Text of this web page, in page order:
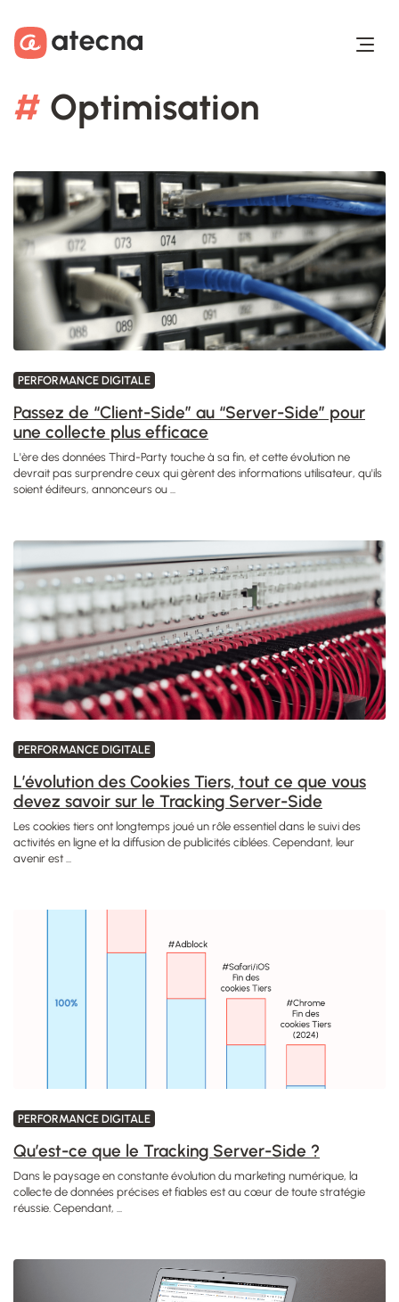
# Optimisation
PERFORMANCE DIGITALE
Passez de “Client-Side” au “Server-Side” pour
une collecte plus efficace
L'ère des données Third-Party touche à sa fin, et cette évolution ne
devrait pas surprendre ceux qui gèrent des informations utilisateur, qu'ils
soient éditeurs, annonceurs ou ...
PERFORMANCE DIGITALE
L’évolution des Cookies Tiers, tout ce que vous
devez savoir sur le Tracking Server-Side
Les cookies tiers ont longtemps joué un rôle essentiel dans le suivi des
activités en ligne et la diffusion de publicités ciblées. Cependant, leur
avenir est ...
PERFORMANCE DIGITALE
Qu’est-ce que le Tracking Server-Side ?
Dans le paysage en constante évolution du marketing numérique, la
collecte de données précises et fiables est au cœur de toute stratégie
réussie. Cependant, ...